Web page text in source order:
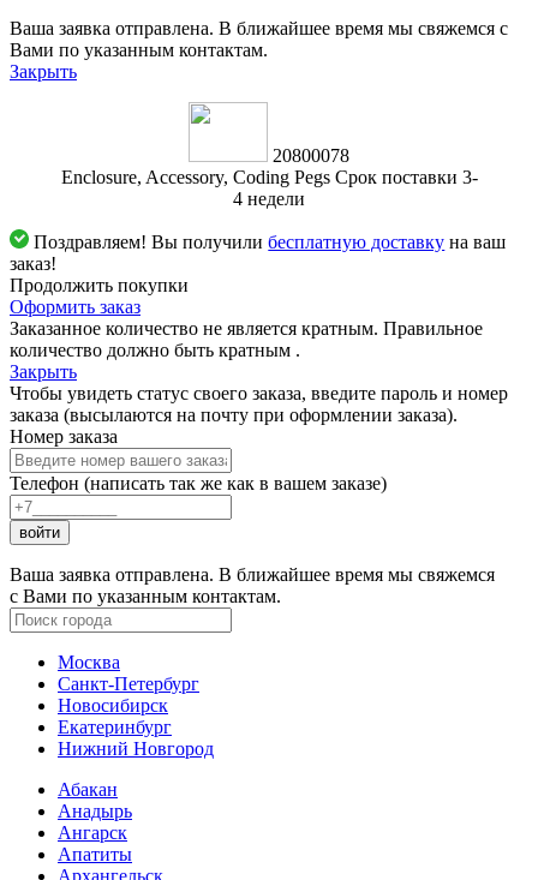
Ваша заявка отправлена. В ближайшее время мы свяжемся с
Вами по указанным контактам.
Закрыть
20800078
Enclosure, Accessory, Coding Pegs Срок поставки 3-
4 недели
Поздравляем! Вы получилибесплатную доставку на ваш
заказ!
Продолжить покупки
Оформить заказ
Заказанное количество не является кратным. Правильное
количество должно быть кратным .
Закрыть
Чтобы увидеть статус своего заказа, введите пароль и номер
заказа (высылаются на почту при оформлении заказа).
Номер заказа
Телефон (написать так же как в вашем заказе)
войти
Ваша заявка отправлена. В ближайшее время мы свяжемся
с Вами по указанным контактам.
Москва
Санкт-Петербург
Новосибирск
Екатеринбург
Нижний Новгород
Абакан
Анадырь
Ангарск
Апатиты